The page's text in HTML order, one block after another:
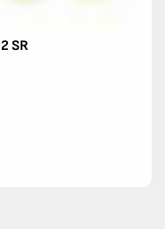
SR